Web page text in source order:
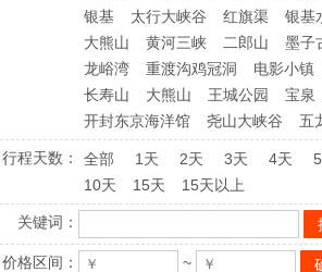
银基
太行大峡谷 红旗渠 银基
大熊山
黄河三峡 二郎山 墨子
龙峪湾
重渡沟鸡冠洞 电影小镇
长寿山
大熊山 王城公园 宝泉
开封东京海洋馆
尧山大峡谷 五
行程天数： 全部 1天 2天 3天 4天
10天
15天 15天以上
关键词：
价格区间： ~